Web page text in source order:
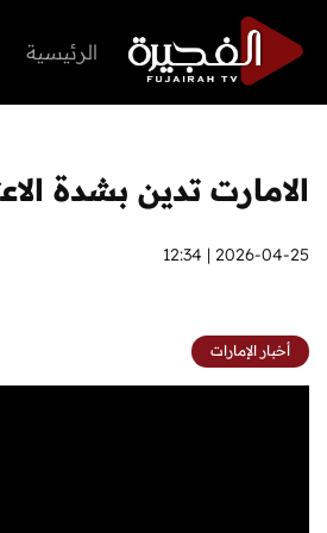
الرئيسية
الامارت تدين بشدة
2026-04-25 | 12:34
أخبار الإمارات